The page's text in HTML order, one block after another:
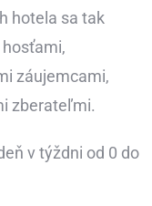
hotela sa tak
záujemcami,
zberateľmi.
v týždni od 0 do